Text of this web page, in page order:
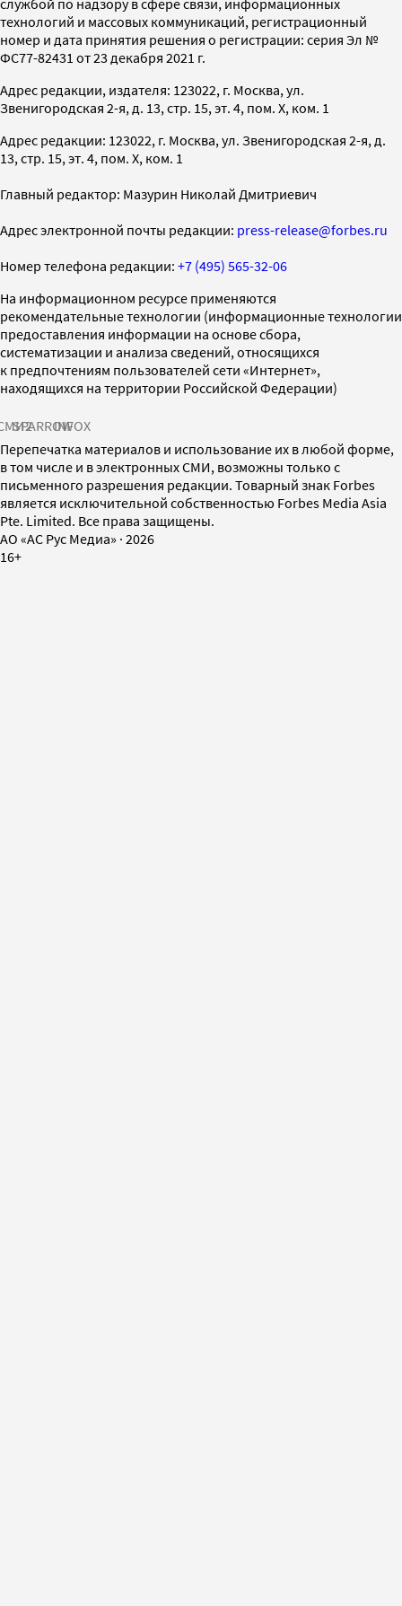
службой по надзору в сфере связи, информационных
технологий и массовых коммуникаций, регистрационный
номер и дата принятия решения о регистрации: серия Эл №
ФС77-82431 от 23 декабря 2021 г.
Адрес редакции, издателя: 123022, г. Москва, ул.
Звенигородская 2-я, д. 13, стр. 15, эт. 4, пом. X, ком. 1
Адрес редакции: 123022, г. Москва, ул. Звенигородская 2-я, д.
13, стр. 15, эт. 4, пом. X, ком. 1
Главный редактор: Мазурин Николай Дмитриевич
Адрес электронной почты редакции: press-release@forbes.ru
Номер телефона редакции: +7 (495) 565-32-06
На информационном ресурсе применяются
рекомендательные технологии (информационные технологии
предоставления информации на основе сбора,
систематизации и анализа сведений, относящихся
к предпочтениям пользователей сети «Интернет»,
находящихся на территории Российской Федерации)
SPARROWINFOX
Перепечатка материалов и использование их в любой форме,
в том числе и в электронных СМИ, возможны только с
письменного разрешения редакции. Товарный знак Forbes
является исключительной собственностью Forbes Media Asia
Pte. Limited. Все права защищены.
AO «АС Рус Медиа» · 2026
16+